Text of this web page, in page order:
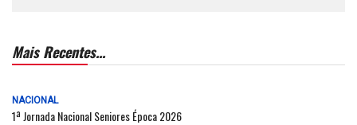
Mais Recentes...
NACIONAL
1ª Jornada Nacional Seniores Época 2026